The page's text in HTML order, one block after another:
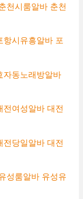
천시룸알바 춘천
시유흥알바 포
동노래방알바
여성알바 대전
당일알바 대전
성룸알바 유성유